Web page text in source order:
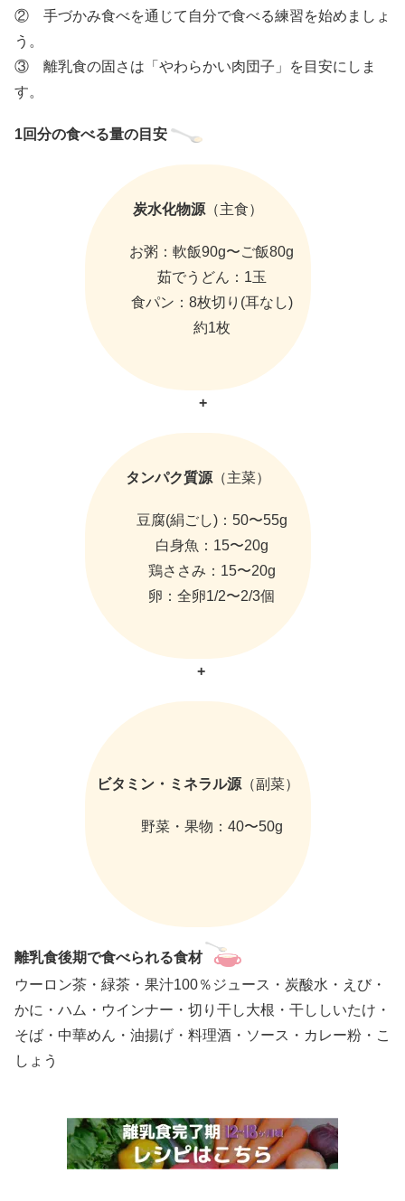
② 手づかみ食べを通じて自分で食べる練習を始めましょ
う。
③ 離乳食の固さは「やわらかい肉団子」を目安にしま
す。
1回分の食べる量の目安
炭水化物源 （主食）
お粥：軟飯90g〜ご飯80g
茹でうどん：1玉
食パン：8枚切り(耳なし)
約1枚
+
タンパク質源 （主菜）
豆腐(絹ごし)：50〜55g
白身魚：15〜20g
鶏ささみ：15〜20g
卵：全卵1/2〜2/3個
+
ビタミン・ミネラル源 （副菜）
野菜・果物：40〜50g
離乳食後期で食べられる食材
ウーロン茶・緑茶・果汁100％ジュース・炭酸水・えび・
かに・ハム・ウインナー・切り干し大根・干ししいたけ・
そば・中華めん・油揚げ・料理酒・ソース・カレー粉・こ
しょう